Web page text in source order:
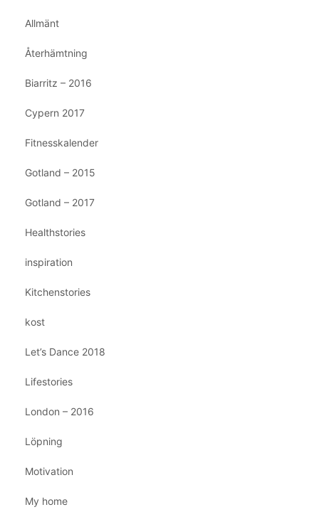
Allmänt
Återhämtning
Biarritz – 2016
Cypern 2017
Fitnesskalender
Gotland – 2015
Gotland – 2017
Healthstories
inspiration
Kitchenstories
kost
Let’s Dance 2018
Lifestories
London – 2016
Löpning
Motivation
My home